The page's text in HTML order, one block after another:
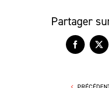
Partager
Facebook
X